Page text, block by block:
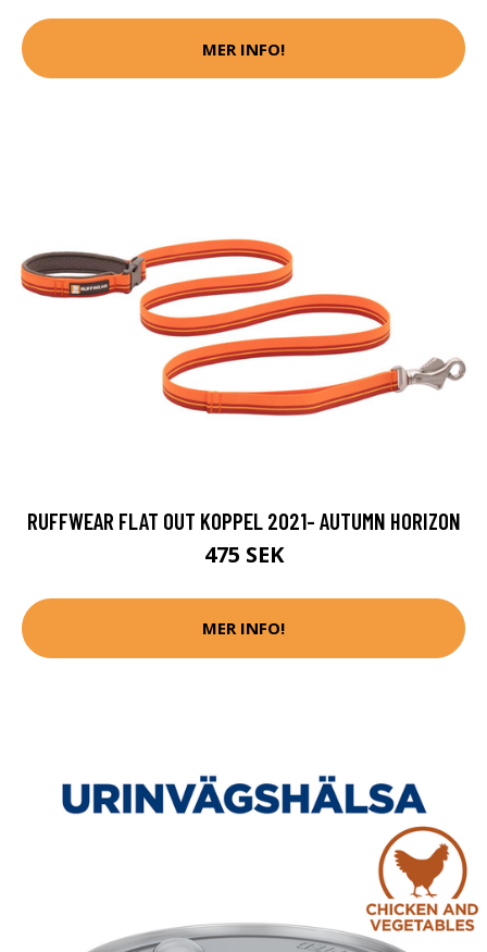
MER INFO!
RUFFWEAR FLAT OUT KOPPEL 2021- AUTUMN HORIZON
475 SEK
MER INFO!